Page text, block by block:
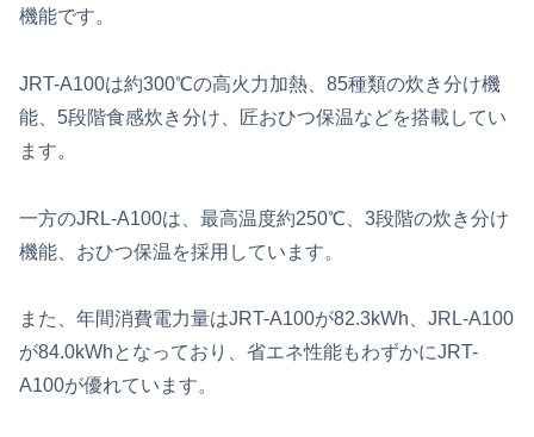
機能です。
JRT-A100は約300℃の高火力加熱、85種類の炊き分け機
能、5段階食感炊き分け、匠おひつ保温などを搭載してい
ます。
一方のJRL-A100は、最高温度約250℃、3段階の炊き分け
機能、おひつ保温を採用しています。
また、年間消費電力量はJRT-A100が82.3kWh、JRL-A100
が84.0kWhとなっており、省エネ性能もわずかにJRT-
A100が優れています。